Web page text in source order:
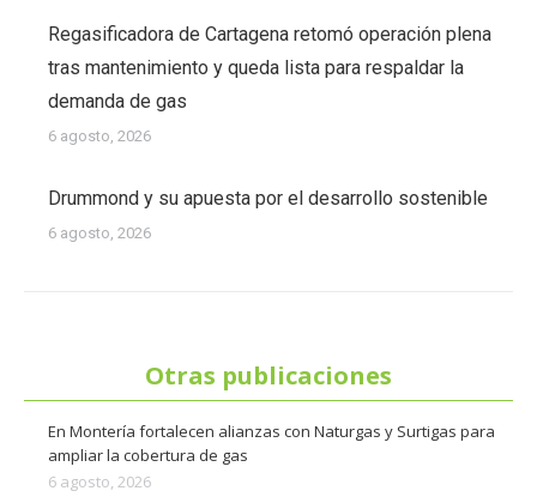
Regasificadora de Cartagena retomó operación plena
tras mantenimiento y queda lista para respaldar la
demanda de gas
6 agosto, 2026
Drummond y su apuesta por el desarrollo sostenible
6 agosto, 2026
Otras publicaciones
En Montería fortalecen alianzas con Naturgas y Surtigas para
ampliar la cobertura de gas
6 agosto, 2026